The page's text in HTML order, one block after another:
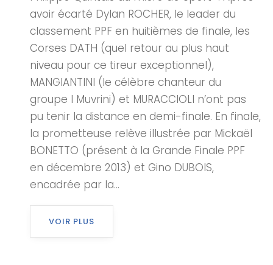
avoir écarté Dylan ROCHER, le leader du
classement PPF en huitièmes de finale, les
Corses DATH (quel retour au plus haut
niveau pour ce tireur exceptionnel),
MANGIANTINI (le célèbre chanteur du
groupe I Muvrini) et MURACCIOLI n’ont pas
pu tenir la distance en demi-finale. En finale,
la prometteuse relève illustrée par Mickaël
BONETTO (présent à la Grande Finale PPF
en décembre 2013) et Gino DUBOIS,
encadrée par la...
VOIR PLUS